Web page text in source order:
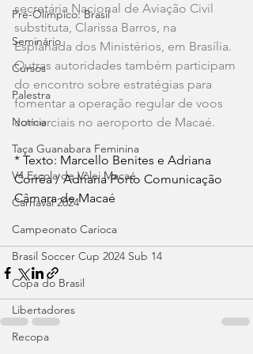
Pré-Olímpico: Brasil
Seminário
Cursos
Palestra
Notícia
Taça Guanabara Feminina
V4 Escola de Vôlei Macaé
Carnaval 2024
Campeonato Carioca
Brasil Soccer Cup 2024 Sub 14
Copa do Brasil
Libertadores
Recopa
secretária Nacional de Aviação Civil
substituta, Clarissa Barros, na
Esplanada dos Ministérios, em Brasília.
Outras autoridades também participam
do encontro sobre estratégias para
fomentar a operação regular de voos
comerciais no aeroporto de Macaé.
* Texto: Marcello Benites e Adriana
Corrêa / Adriana Porto Comunicação
Câmara de Macaé